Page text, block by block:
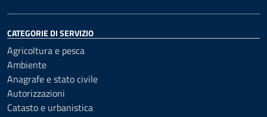
CATEGORIE DI SERVIZIO
Agricoltura e pesca
Ambiente
Anagrafe e stato civile
Autorizzazioni
Catasto e urbanistica